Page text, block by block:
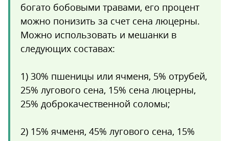
богато бобовыми травами, его процент
можно понизить за счет сена люцерны.
Можно использовать и мешанки в
следующих составах:
1) 30% пшеницы или ячменя, 5% отрубей,
25% лугового сена, 15% сена люцерны,
25% доброкачественной соломы;
2) 15% ячменя, 45% лугового сена, 15%